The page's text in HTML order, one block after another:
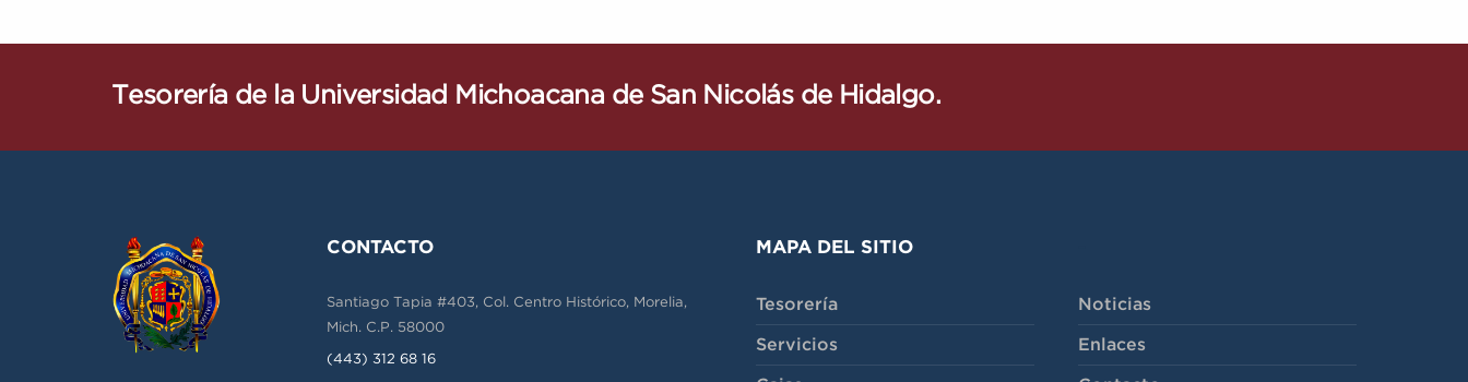
Tesorería de la Universidad Michoacana de San Nicolás de Hidalgo.
CONTACTO
Santiago Tapia #403, Col. Centro Histórico, Morelia,
Mich. C.P. 58000
(443) 312 68 16
MAPA DEL SITIO
Tesorería
Servicios
Noticias
Enlaces